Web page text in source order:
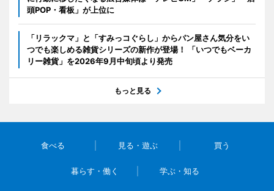
頭POP・看板」が上位に
「リラックマ」と「すみっコぐらし」からパン屋さん気分をい
つでも楽しめる雑貨シリーズの新作が登場！ 「いつでもベーカ
リー雑貨」を2026年9月中旬頃より発売
もっと見る
食べる 見る・遊ぶ 買う
暮らす・働く 学ぶ・知る